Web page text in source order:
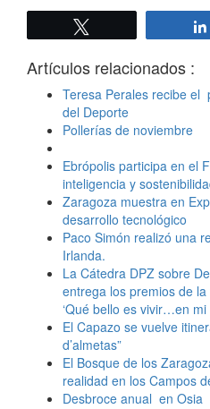
Artículos relacionados :
Teresa Perales recibe el
del Deporte
Pollerías de noviembre
Ebrópolis participa en el
inteligencia y
Zaragoza muestra en
desarrollo tecnológico
Paco Simón realizó una
Irlanda.
La Cátedra DPZ sobre
entrega los premios de
‘Qué bello es vivir…en mi
El Capazo se vuelve
d’almetas”
El Bosque de los
realidad en los Campos
Desbroce anual en Osia